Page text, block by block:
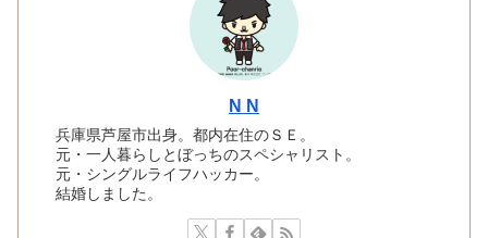
N N
兵庫県芦屋市出身。都内在住のＳＥ。
元・一人暮らしとぼっちのスペシャリスト。
元・シングルライフハッカー。
結婚しました。